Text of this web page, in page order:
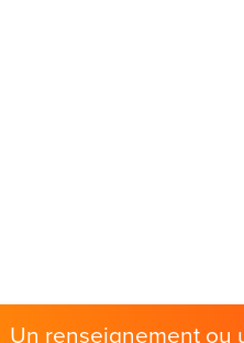
Un renseignement ou